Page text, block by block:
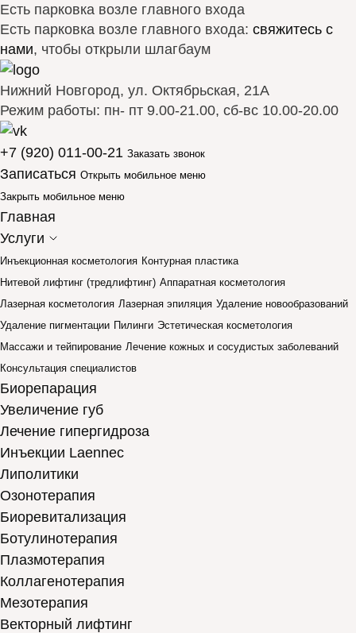
Есть парковка возле главного входа
Есть парковка возле главного входа: свяжитесь с
нами, чтобы открыли шлагбаум
Нижний Новгород, ул. Октябрьская, 21А
Режим работы: пн- пт 9.00-21.00, сб-вс 10.00-20.00
+7 (920) 011-00-21 Заказать звонок
Записаться Открыть мобильное меню
Закрыть мобильное меню
Главная
Услуги
Инъекционная косметология Контурная пластика
Нитевой лифтинг (тредлифтинг) Аппаратная косметология
Лазерная косметология Лазерная эпиляция Удаление новообразований
Удаление пигментации Пилинги Эстетическая косметология
Массажи и тейпирование Лечение кожных и сосудистых заболеваний
Консультация специалистов
Биорепарация
Увеличение губ
Лечение гипергидроза
Инъекции Laennec
Липолитики
Озонотерапия
Биоревитализация
Ботулинотерапия
Плазмотерапия
Коллагенотерапия
Мезотерапия
Векторный лифтинг